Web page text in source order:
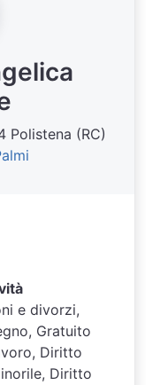
Polistena (RC)
e divorzi,
Gratuito
Diritto
Diritto